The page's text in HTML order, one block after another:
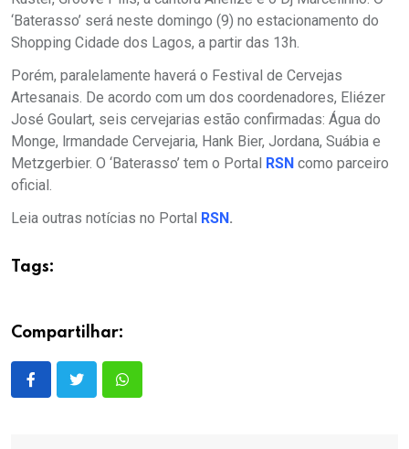
‘Baterasso’ será neste domingo (9) no estacionamento do
Shopping Cidade dos Lagos, a partir das 13h.
Porém, paralelamente haverá o Festival de Cervejas
Artesanais. De acordo com um dos coordenadores, Eliézer
José Goulart, seis cervejarias estão confirmadas: Água do
Monge, lrmandade Cervejaria, Hank Bier, Jordana, Suábia e
Metzgerbier. O ‘Baterasso’ tem o Portal RSN como parceiro
oficial.
Leia outras notícias no Portal RSN.
Tags:
Compartilhar: